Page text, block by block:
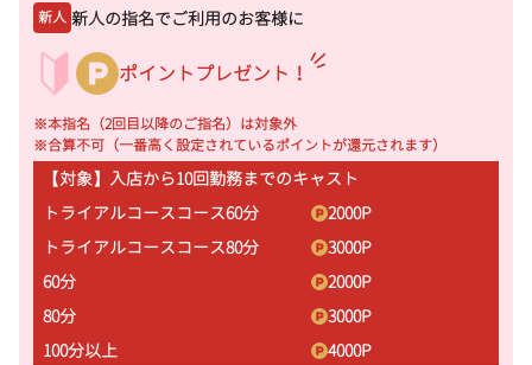
新人 新人の指名でご利用のお客様に
ポイントプレゼント！
※本指名（2回目以降のご指名）は対象外
※合算不可（一番高く設定されているポイントが還元されます）
【対象】入店から10回勤務までのキャスト
トライアルコースコース60分
2000P
トライアルコースコース80分
3000P
60分
2000P
80分
3000P
100分以上
4000P